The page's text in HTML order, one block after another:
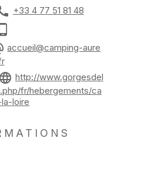
+33 4 77 51 81 48
accueil@camping-aure
http://www.gorgesdel
fr/hebergements/ca
loire